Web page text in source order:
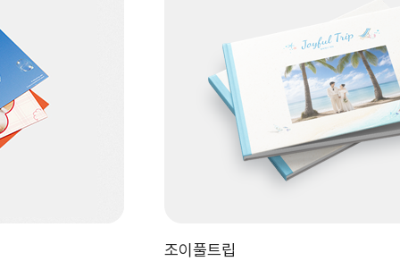
조이풀트립